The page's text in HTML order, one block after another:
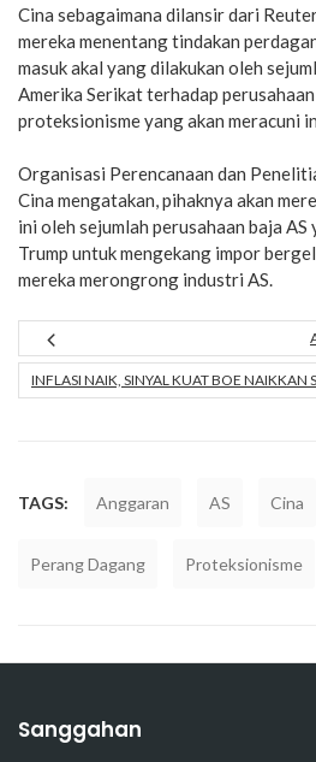
Cina sebagaimana dilansir dari
mereka menentang tindakan
masuk akal yang dilakukan oleh
Amerika Serikat terhadap
proteksionisme yang akan meracuni
Organisasi Perencanaan dan
Cina mengatakan, pihaknya akan
ini oleh sejumlah perusahaan baja AS
Trump untuk mengekang impor
mereka merongrong industri AS.
INFLASI NAIK, SINYAL KUAT BOE NAIKKAN
TAGS: Anggaran AS Cina
Perang Dagang Proteksionisme
Sanggahan